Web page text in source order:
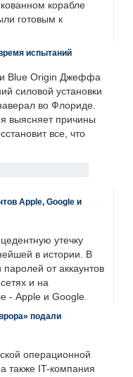
корабле
готовым к
испытаний
Blue Origin Джеффа
силовой установки
во Флориде.
выясняет причины
все, что
Apple, Google и
утечку
в истории. В
от аккаунтов
и на
- Apple и Google.
подали
операционной
также IT-компания